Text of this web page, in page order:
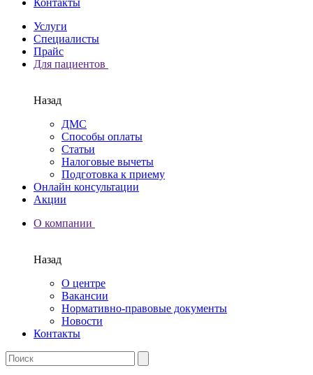
Контакты
Услуги
Специалисты
Прайс
Для пациентов
Назад
ДМС
Способы оплаты
Статьи
Налоговые вычеты
Подготовка к приему
Онлайн консультации
Акции
О компании
Назад
О центре
Вакансии
Нормативно-правовые документы
Новости
Контакты